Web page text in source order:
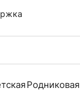
Родниковая